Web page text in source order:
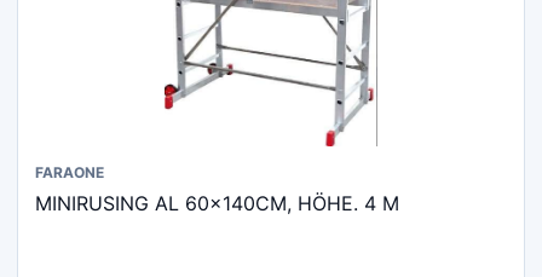
FARAONE
MINIRUSING AL 60x140CM, HÖHE. 4 M